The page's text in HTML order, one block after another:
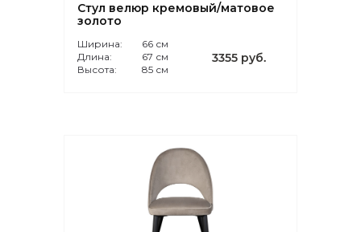
Стул велюр кремовый/матовое
золото
Ширина:
66 см
Длина:
67 см
Высота:
85 см
3355 руб.